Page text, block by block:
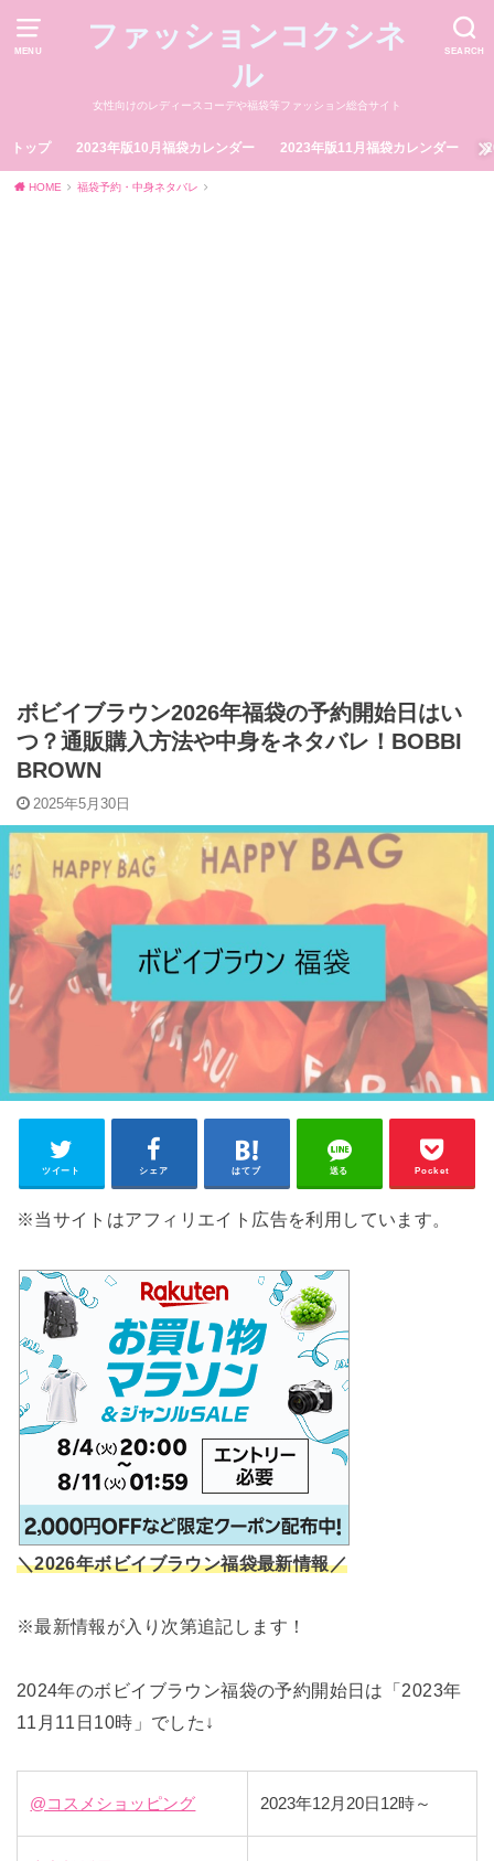
MENU SEARCH
ファッションコクシネ
ル
女性向けのレディースコーデや福袋等ファッション総合サイト
トップ 2023年版10月福袋カレンダー 2023年版11月福袋カレンダー
HOME 福袋予約・中身ネタバレ
ボビイブラウン2026年福袋の予約開始日はい
つ？通販購入方法や中身をネタバレ！BOBBI
BROWN
2025年5月30日
ツイート シェア はてブ 送る Pocket
※当サイトはアフィリエイト広告を利用しています。
＼2026年ボビイブラウン福袋最新情報／
※最新情報が入り次第追記します！
2024年のボビイブラウン福袋の予約開始日は「2023年
11月11日10時」でした↓
@コスメショッピング 2023年12月20日12時～